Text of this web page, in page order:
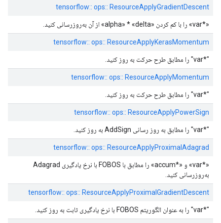
tensorflow:: ops:: ResourceApplyGradientDescent
«*var» را با کم کردن «alpha» * «delta» از آن به‌روزرسانی کنید.
tensorflow:: ops:: ResourceApplyKerasMomentum
"*var" را مطابق طرح حرکت به روز کنید.
tensorflow:: ops:: ResourceApplyMomentum
"*var" را مطابق طرح حرکت به روز کنید.
tensorflow:: ops:: ResourceApplyPowerSign
"*var" را مطابق به روز رسانی AddSign به روز کنید.
tensorflow:: ops:: ResourceApplyProximalAdagrad
«*var» و «*accum» را مطابق با FOBOS با نرخ یادگیری Adagrad
به‌روزرسانی کنید.
tensorflow:: ops:: ResourceApplyProximalGradientDescent
"*var" را به عنوان الگوریتم FOBOS با نرخ یادگیری ثابت به روز کنید.